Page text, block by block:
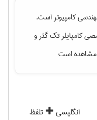
كامپيوتراست.
کامپایلر تک گذرو
مشاهده است
انگلیسی
تلفظ